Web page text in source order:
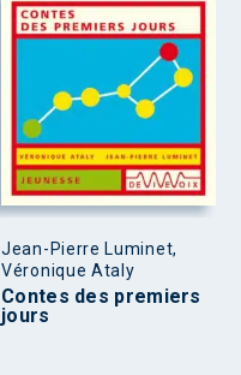
Jean-Pierre Luminet,
Véronique Ataly
Contes des premiers
jours